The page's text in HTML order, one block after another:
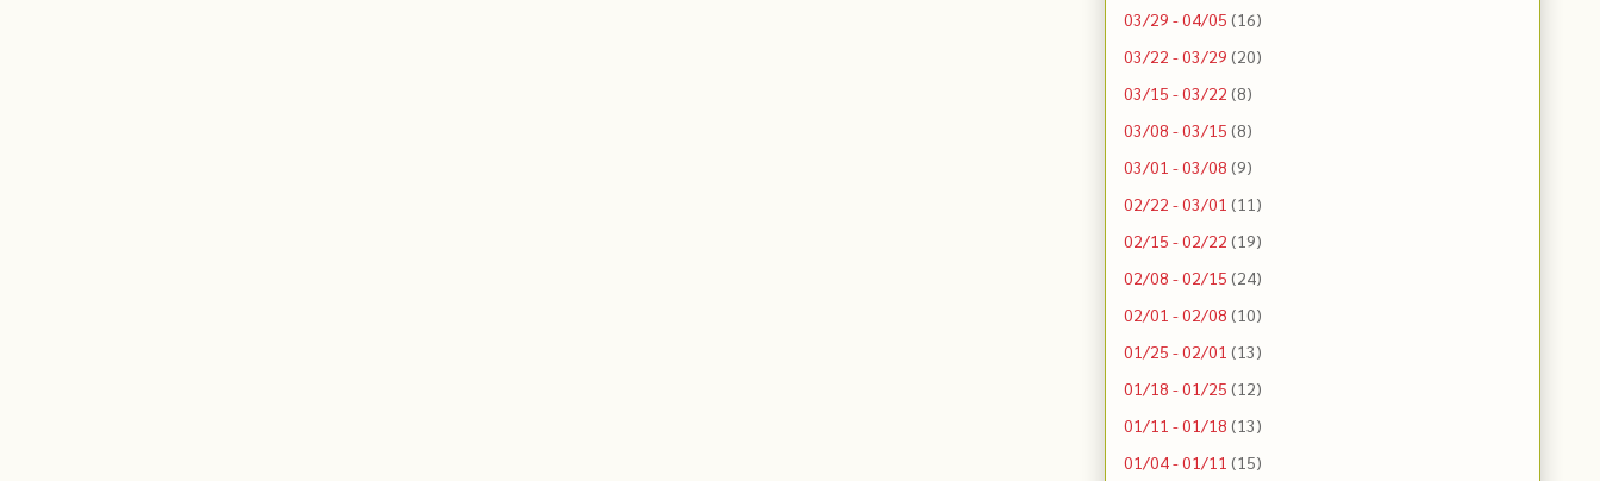
03/29 - 04/05 (16)
03/22 - 03/29 (20)
03/15 - 03/22 (8)
03/08 - 03/15 (8)
03/01 - 03/08 (9)
02/22 - 03/01 (11)
02/15 - 02/22 (19)
02/08 - 02/15 (24)
02/01 - 02/08 (10)
01/25 - 02/01 (13)
01/18 - 01/25 (12)
01/11 - 01/18 (13)
01/04 - 01/11 (15)